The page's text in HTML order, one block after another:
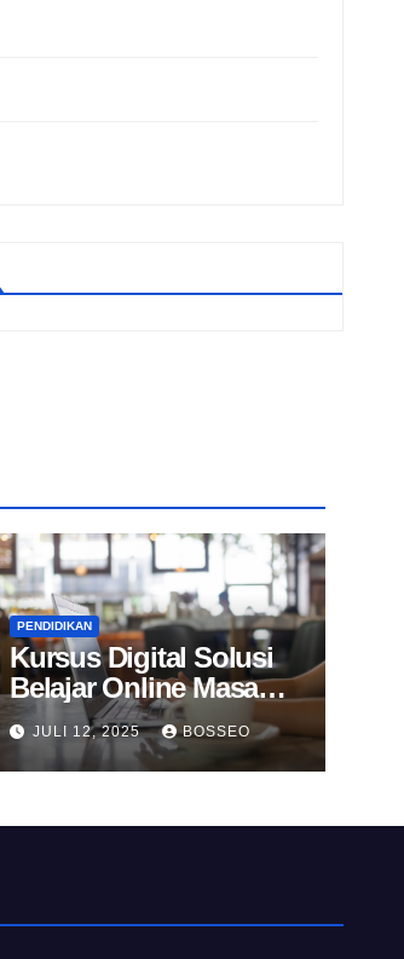
PENDIDIKAN
Kursus Digital Solusi
Belajar Online Masa
KiniJULI 12, 2025 BOSSEO